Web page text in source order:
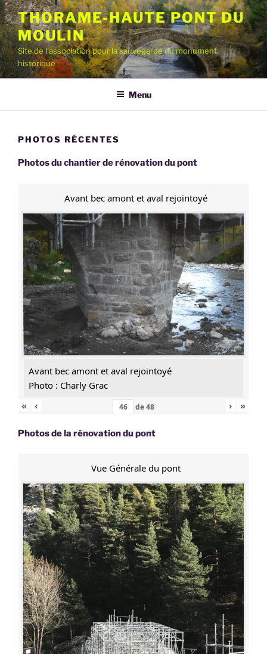
Aller
au
contenu
principal
THORAME-HAUTE PONT DU
MOULIN
Site de l'association pour la sauvegarde du monument
historique
Menu
PHOTOS RÉCENTES
Photos du chantier de rénovation du pont
Avant bec amont et aval rejointoyé
Avant bec amont et aval rejointoyé
Photo : Charly Grac
«
‹ de48 › »
Photos de la rénovation du pont
Vue Générale du pont